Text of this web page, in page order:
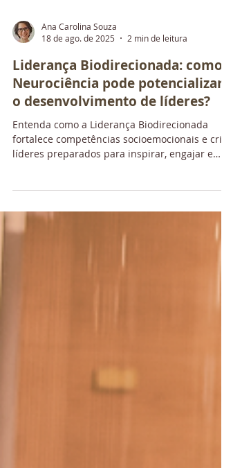
Ana Carolina Souza
18 de ago. de 2025
2 min de leitura
Liderança Biodirecionada: como a
Neurociência pode potencializar
o desenvolvimento de líderes?
Entenda como a Liderança Biodirecionada
líderes preparados para inspirar, engajar e